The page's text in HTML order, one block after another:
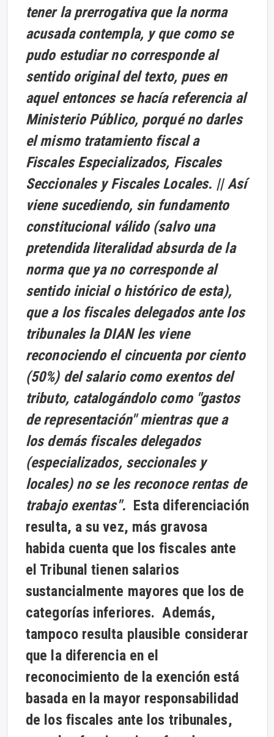
tener la prerrogativa que la norma
acusada contempla, y que como se
pudo estudiar no corresponde al
sentido original del texto, pues en
aquel entonces se hacía referencia al
Ministerio Público, porqué no darles
el mismo tratamiento fiscal a
Fiscales Especializados, Fiscales
Seccionales y Fiscales Locales. || Así
viene sucediendo, sin fundamento
constitucional válido (salvo una
pretendida literalidad absurda de la
norma que ya no corresponde al
sentido inicial o histórico de esta),
que a los fiscales delegados ante los
tribunales la DIAN les viene
reconociendo el cincuenta por ciento
(50%) del salario como exentos del
tributo, catalogándolo como "gastos
de representación" mientras que a
los demás fiscales delegados
(especializados, seccionales y
locales) no se les reconoce rentas de
trabajo exentas". Esta diferenciación
resulta, a su vez, más gravosa
habida cuenta que los fiscales ante
el Tribunal tienen salarios
sustancialmente mayores que los de
categorías inferiores. Además,
tampoco resulta plausible considerar
que la diferencia en el
reconocimiento de la exención está
basada en la mayor responsabilidad
de los fiscales ante los tribunales,